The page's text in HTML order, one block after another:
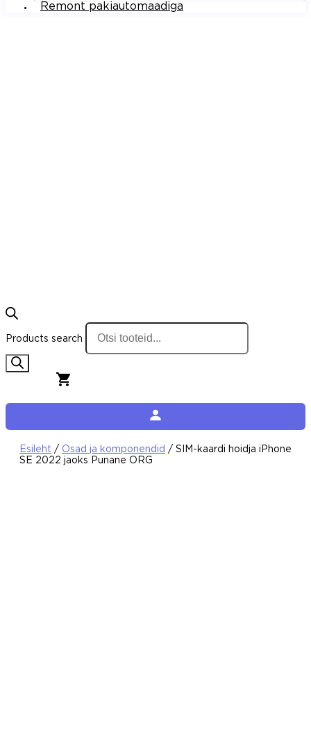
Remont pakiautomaadiga
Products search
Esileht / Osad ja komponendid / SIM-kaardi hoidja iPhone
SE 2022 jaoks Punane ORG